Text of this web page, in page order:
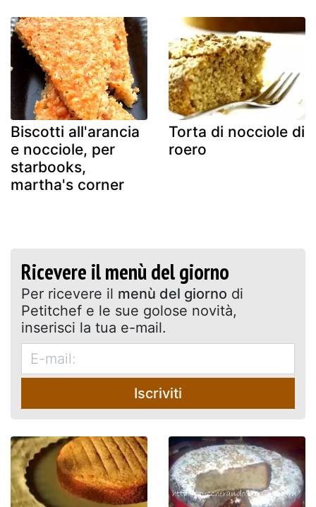
Biscotti all'arancia
e nocciole, per
starbooks,
martha's corner
Torta di nocciole di
roero
Ricevere il menù del giorno
Per ricevere il menù del giorno di
Petitchef e le sue golose novità,
inserisci la tua e-mail.
Iscriviti